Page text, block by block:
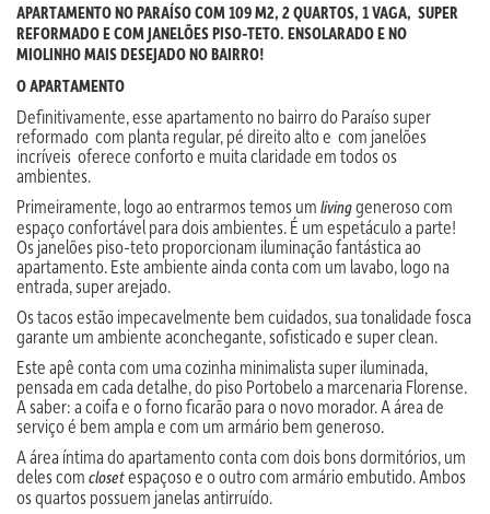
APARTAMENTO NO PARAÍSO COM 109 M2, 2 QUARTOS, 1 VAGA, SUPER
REFORMADO E COM JANELÕES PISO-TETO. ENSOLARADO E NO
MIOLINHO MAIS DESEJADO NO BAIRRO!
O APARTAMENTO
Definitivamente, esse apartamento no bairro do Paraíso super
reformado com planta regular, pé direito alto e com janelões
incríveis oferece conforto e muita claridade em todos os
ambientes.
Primeiramente, logo ao entrarmos temos um livinggeneroso com
espaço confortável para dois ambientes. É um espetáculo a parte!
Os janelões piso-teto proporcionam iluminação fantástica ao
apartamento. Este ambiente ainda conta com um lavabo, logo na
entrada, super arejado.
Os tacos estão impecavelmente bem cuidados, sua tonalidade fosca
garante um ambiente aconchegante, sofisticado e super clean.
Este apê conta com uma cozinha minimalista super iluminada,
pensada em cada detalhe, do piso Portobelo a marcenaria Florense.
A saber: a coifa e o forno ficarão para o novo morador. A área de
serviço é bem ampla e com um armário bem generoso.
A área íntima do apartamento conta com dois bons dormitórios, um
deles com closetespaçoso e o outro com armário embutido. Ambos
os quartos possuem janelas antirruído.